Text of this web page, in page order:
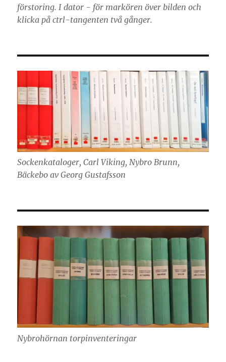
förstoring. I dator - för markören över bilden och
klicka på ctrl-tangenten två gånger.
Sockenkataloger, Carl Viking, Nybro Brunn,
Bäckebo av Georg Gustafsson
Nybrohörnan torpinventeringar